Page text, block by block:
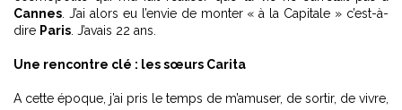
Cannes . J’ai alors eu l’envie de monter « à la Capitale » c’est-à-
dire Paris . J’avais 22 ans.
Une rencontre clé : les sœurs Carita
A cette époque, j’ai pris le temps de m’amuser, de sortir, de vivre,